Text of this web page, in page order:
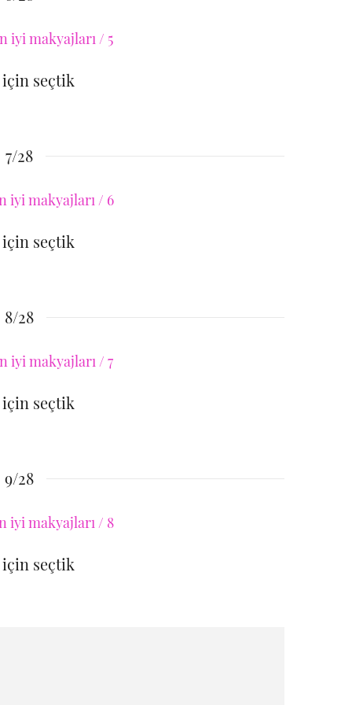
seçtik
7/28
seçtik
8/28
seçtik
9/28
seçtik